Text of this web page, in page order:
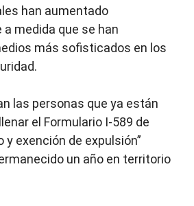
han aumentado
medida que se han
más sofisticados en los
las personas que ya están
el Formulario I-589 de
y exención de expulsión”
un año en territorio